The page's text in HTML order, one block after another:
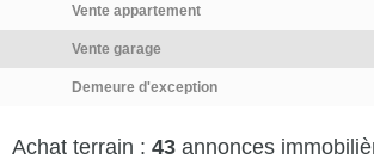
différents
Vente appartement
Vente garage
Demeure d'exception
Achat terrain : 43 annonces